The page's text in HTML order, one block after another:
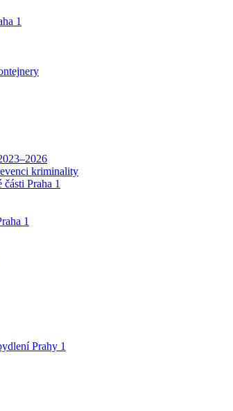
1
kriminality
Praha 1
1
Prahy 1